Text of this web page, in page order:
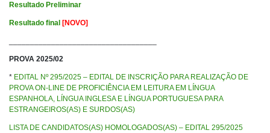
Resultado Preliminar
Resultado final [NOVO]
PROVA 2025/02
* EDITAL Nº 295/2025 – EDITAL DE INSCRIÇÃO PARA REALIZAÇÃO DE
PROVA ON-LINE DE PROFICIÊNCIA EM LEITURA EM LÍNGUA
ESPANHOLA, LÍNGUA INGLESA E LÍNGUA PORTUGUESA PARA
ESTRANGEIROS(AS) E SURDOS(AS)
LISTA DE CANDIDATOS(AS) HOMOLOGADOS(AS) – EDITAL 295/2025